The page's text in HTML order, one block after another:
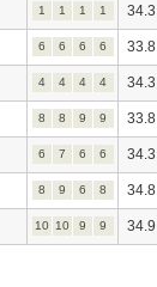
1 1 1 1 34.3
6 6 6 6 33.8
4 4 4 4 34.3
8 8 9 9 33.8
6 7 6 6 34.3
8 9 6 8 34.8
10 10 9 9 34.9